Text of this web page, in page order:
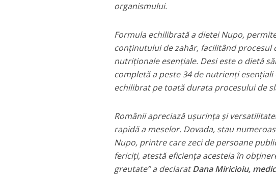
organismului.
Formula echilibrată a dietei Nupo,
conținutului de zahăr, facilitând
nutriționale esențiale. Desi este o dietă
completă a peste 34 de nutrienți
echilibrat pe toată durata procesului de
Românii apreciază ușurința și
rapidă a meselor. Dovada, stau
Nupo, printre care zeci de persoane
fericiți, atestă eficiența acesteia în
greutate” a declaratDana Miricioiu,